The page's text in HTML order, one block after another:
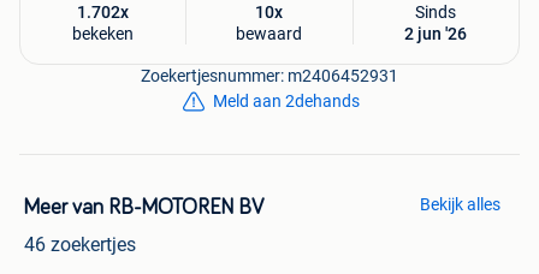
1.702x
bekeken
10x
bewaard
Sinds
2 jun '26
Zoekertjesnummer: m2406452931
Meld aan 2dehands
Meer van RB-MOTOREN BV
46 zoekertjes
Bekijk alles